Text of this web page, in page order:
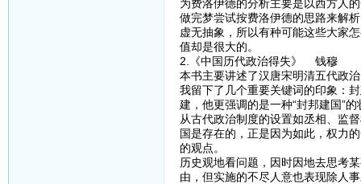
为费洛伊德的分析主要是以西方人
做完梦尝试按费洛伊德的思路来解
虚无抽象，所以有种可能这些大家
值却是很大的。
2.《中国历代政治得失》 钱穆
本书主要讲述了汉唐宋明清五代政
我留下了几个重要关键词的印象：
建，他更强调的是一种“封邦建国”
从古代政治制度的设置如丞相、监
国是存在的，正是因为如此，权力
的观点。
历史观地看问题，因时因地去思考
由，但实施的不尽人意也表现除人